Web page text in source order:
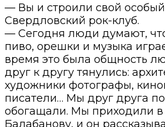
— Вы и строили свой
Свердловский рок-клуб.
— Сегодня люди думают,
пиво, орешки и музыка
время это была общность
друг к другу тянулись:
художники фотографы,
писатели… Мы друг друга
обогащали. Мы приходили в
Балабанову, и он